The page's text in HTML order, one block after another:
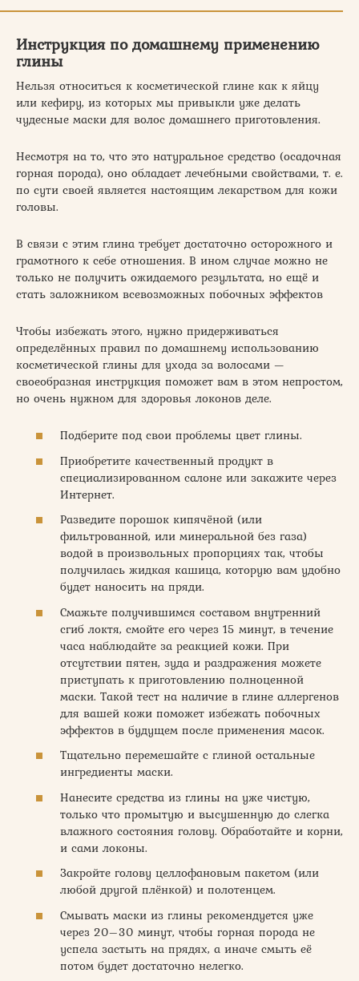
Инструкция по домашнему применению
глины
Нельзя относиться к косметической глине как к яйцу
или кефиру, из которых мы привыкли уже делать
чудесные маски для волос домашнего приготовления.
Несмотря на то, что это натуральное средство (осадочная
горная порода), оно обладает лечебными свойствами, т. е.
по сути своей является настоящим лекарством для кожи
головы.
В связи с этим глина требует достаточно осторожного и
грамотного к себе отношения. В ином случае можно не
только не получить ожидаемого результата, но ещё и
стать заложником всевозможных побочных эффектов
Чтобы избежать этого, нужно придерживаться
определённых правил по домашнему использованию
косметической глины для ухода за волосами —
своеобразная инструкция поможет вам в этом непростом,
но очень нужном для здоровья локонов деле.
Подберите под свои проблемы цвет глины.
Приобретите качественный продукт в
специализированном салоне или закажите через
Интернет.
Разведите порошок кипячёной (или
фильтрованной, или минеральной без газа)
водой в произвольных пропорциях так, чтобы
получилась жидкая кашица, которую вам удобно
будет наносить на пряди.
Смажьте получившимся составом внутренний
сгиб локтя, смойте его через 15 минут, в течение
часа наблюдайте за реакцией кожи. При
отсутствии пятен, зуда и раздражения можете
приступать к приготовлению полноценной
маски. Такой тест на наличие в глине аллергенов
для вашей кожи поможет избежать побочных
эффектов в будущем после применения масок.
Тщательно перемешайте с глиной остальные
ингредиенты маски.
Нанесите средства из глины на уже чистую,
только что промытую и высушенную до слегка
влажного состояния голову. Обработайте и корни,
и сами локоны.
Закройте голову целлофановым пакетом (или
любой другой плёнкой) и полотенцем.
Смывать маски из глины рекомендуется уже
через 20–30 минут, чтобы горная порода не
успела застыть на прядях, а иначе смыть её
потом будет достаточно нелегко.